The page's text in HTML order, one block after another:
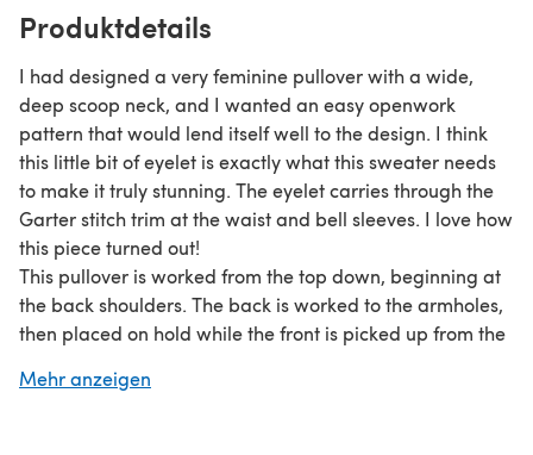
Produktdetails
I had designed a very feminine pullover with a wide,
deep scoop neck, and I wanted an easy openwork
pattern that would lend itself well to the design. I think
this little bit of eyelet is exactly what this sweater needs
to make it truly stunning. The eyelet carries through the
Garter stitch trim at the waist and bell sleeves. I love how
this piece turned out!
This pullover is worked from the top down, beginning at
the back shoulders. The back is worked to the armholes,
then placed on hold while the front is picked up from the
back and front are joined and the body is worked to the
Mehr anzeigen